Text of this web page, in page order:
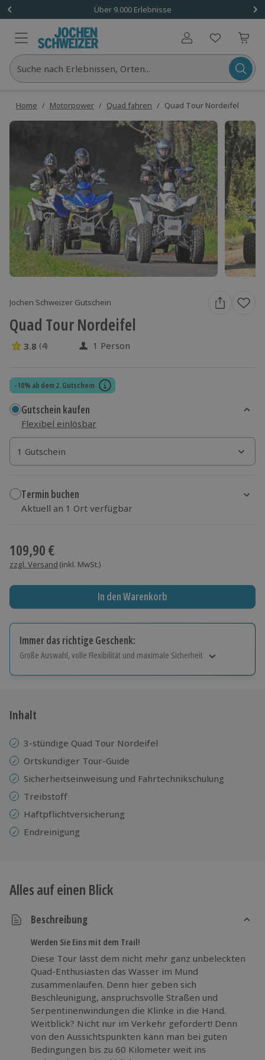
Über 9.000 Erlebnisse
Benutzerkonto
Suche nach Erlebnissen, Orten...
Home / Motorpower / Quad fahren / Quad Tour Nordeifel
Jochen Schweizer Gutschein
Quad Tour Nordeifel
3.8 Sterne von 5 aus 4 Bewertungen
3.8 (4) 1 Person
-10% ab dem 2. Gutschein
Gutschein kaufen
Flexibel einlösbar
1 Gutschein
1 Gutschein
1 Gutschein
Termin buchen
Aktuell an 1 Ort verfügbar
109,90 €
zzgl. Versand (inkl. MwSt.)
In den Warenkorb
Immer das richtige Geschenk:
Große Auswahl, volle Flexibilität und maximale Sicherheit
Jeder Gutschein für alle Erlebnisse einlösbar.
Inhalt
3-stündige Quad Tour Nordeifel
Ortskundiger Tour-Guide
Sicherheitseinweisung und Fahrtechnikschulung
Treibstoff
Haftpflichtversicherung
Endreinigung
Alles auf einen Blick
Beschreibung
Werden Sie Eins mit dem Trail!
Diese Tour lässt dem nicht mehr ganz unbeleckten
Quad-Enthusiasten das Wasser im Mund
zusammenlaufen. Denn hier geben sich
Beschleunigung, anspruchsvolle Straßen und
Serpentinenwindungen die Klinke in die Hand.
Weitblick? Nicht nur im Verkehr gefordert! Denn
von den Aussichtspunkten kann man bei guten
Bedingungen bis zu 60 Kilometer weit ins